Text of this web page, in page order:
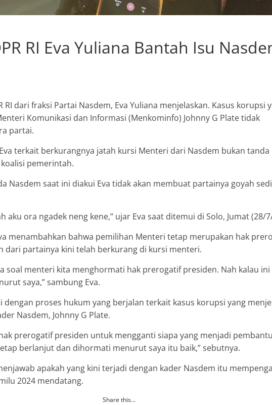
RI Eva Yuliana Bantah Isu
RI dari fraksi Partai Nasdem, Eva Yuliana menjelaskan. Kasus korupsi
Komunikasi dan Informasi (Menkominfo) Johnny G Plate tidak
partai.
terkait berkurangnya jatah kursi Menteri dari Nasdem bukan
pemerintah.
Nasdem saat ini diakui Eva tidak akan membuat partainya goyah
aku ora ngadek neng kene,” ujar Eva saat ditemui di Solo, Jumat (28/
menambahkan bahwa pemilihan Menteri tetap merupakan hak
dari partainya kini telah berkurang di kursi menteri.
soal menteri kita menghormati hak prerogatif presiden. Nah kalau
saya,” sambung Eva.
dengan proses hukum yang berjalan terkait kasus korupsi yang
Nasdem, Johnny G Plate.
prerogatif presiden untuk mengganti siapa yang menjadi
berlanjut dan dihormati menurut saya itu baik,” sebutnya.
apakah yang kini terjadi dengan kader Nasdem itu
2024 mendatang.
Share this…